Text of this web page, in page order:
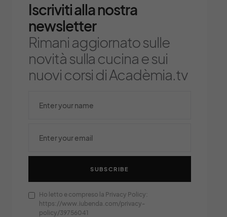
Iscriviti alla nostra
newsletter
Rimani aggiornato sulle
novità sulla cucina e sui
nuovi corsi di Acadèmia.tv
SUBSCRIBE
Ho letto e compreso la Privacy Policy:
https://www.iubenda.com/privacy-
policy/39756041